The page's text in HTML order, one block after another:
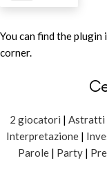
You can find the
corner.
2 giocatori | Astratti
Interpretazione |
Parole| Party|